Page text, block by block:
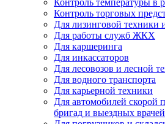
Контроль температуры в
Контроль торговых
Для лизинговой техники
Для работы служб ЖКХ
Для каршеринга
Для инкассаторов
Для лесовозов и лесной
Для водного транспорта
Для карьерной техники
Для автомобилей
бригад и выездных врачей